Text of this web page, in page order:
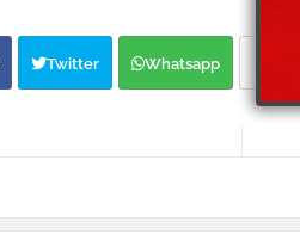
Twitter Whatsapp